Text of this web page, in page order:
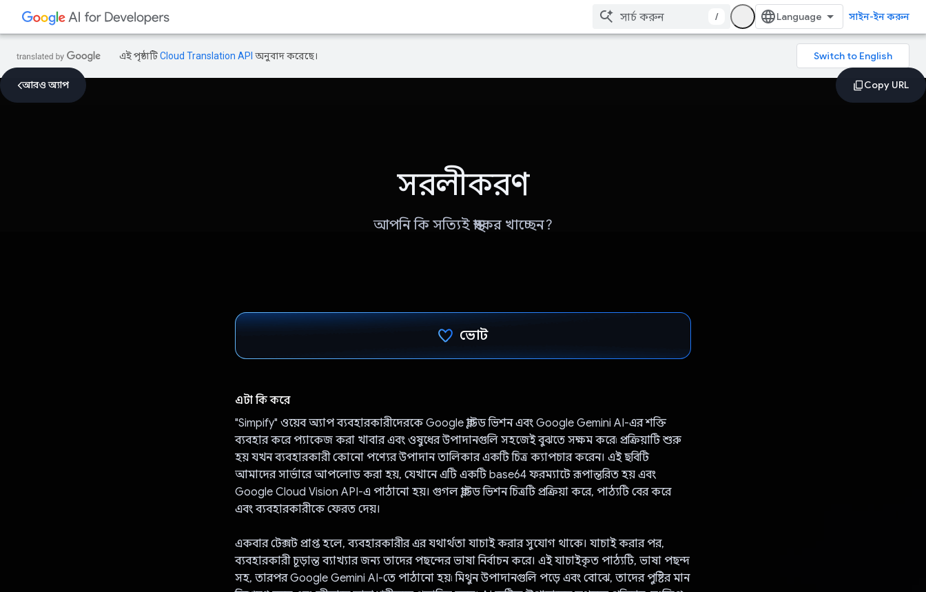
/ সাইন-ইন করুন
এই পৃষ্ঠাটিCloud Translation API অনুবাদ করেছে।
আরও অ্যাপ
সরলীকরণ
আপনি কি সত্যিই স্বাস্থ্যকর খাচ্ছেন?
ভোট
এটা কি করে
"Simpify" ওয়েব অ্যাপ ব্যবহারকারীদেরকে Google ক্লাউড ভিশন এবং Google Gemini AI-এর শক্তি
ব্যবহার করে প্যাকেজ করা খাবার এবং ওষুধের উপাদানগুলি সহজেই বুঝতে সক্ষম করে৷ প্রক্রিয়াটি শুরু
হয় যখন ব্যবহারকারী কোনো পণ্যের উপাদান তালিকার একটি চিত্র ক্যাপচার করেন। এই ছবিটি
আমাদের সার্ভারে আপলোড করা হয়, যেখানে এটি একটি base64 ফরম্যাটে রূপান্তরিত হয় এবং
Google Cloud Vision API-এ পাঠানো হয়। গুগল ক্লাউড ভিশন চিত্রটি প্রক্রিয়া করে, পাঠ্যটি বের করে
এবং ব্যবহারকারীকে ফেরত দেয়।
একবার টেক্সট প্রাপ্ত হলে, ব্যবহারকারীর এর যথার্থতা যাচাই করার সুযোগ থাকে। যাচাই করার পর,
ব্যবহারকারী চূড়ান্ত ব্যাখ্যার জন্য তাদের পছন্দের ভাষা নির্বাচন করে। এই যাচাইকৃত পাঠ্যটি, ভাষা পছন্দ
সহ, তারপর Google Gemini AI-তে পাঠানো হয়৷ মিথুন উপাদানগুলি পড়ে এবং বোঝে, তাদের পুষ্টির মান